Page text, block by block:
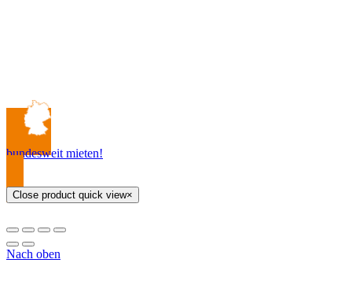
bundesweit mieten!
Close product quick view×
Nach oben